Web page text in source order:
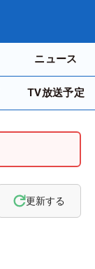
ニュース
TV放送予定
更新する